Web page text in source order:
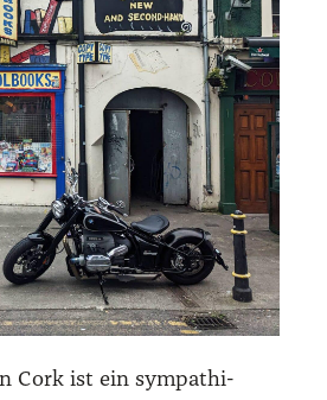
Cork ist ein sym­pa­thi­